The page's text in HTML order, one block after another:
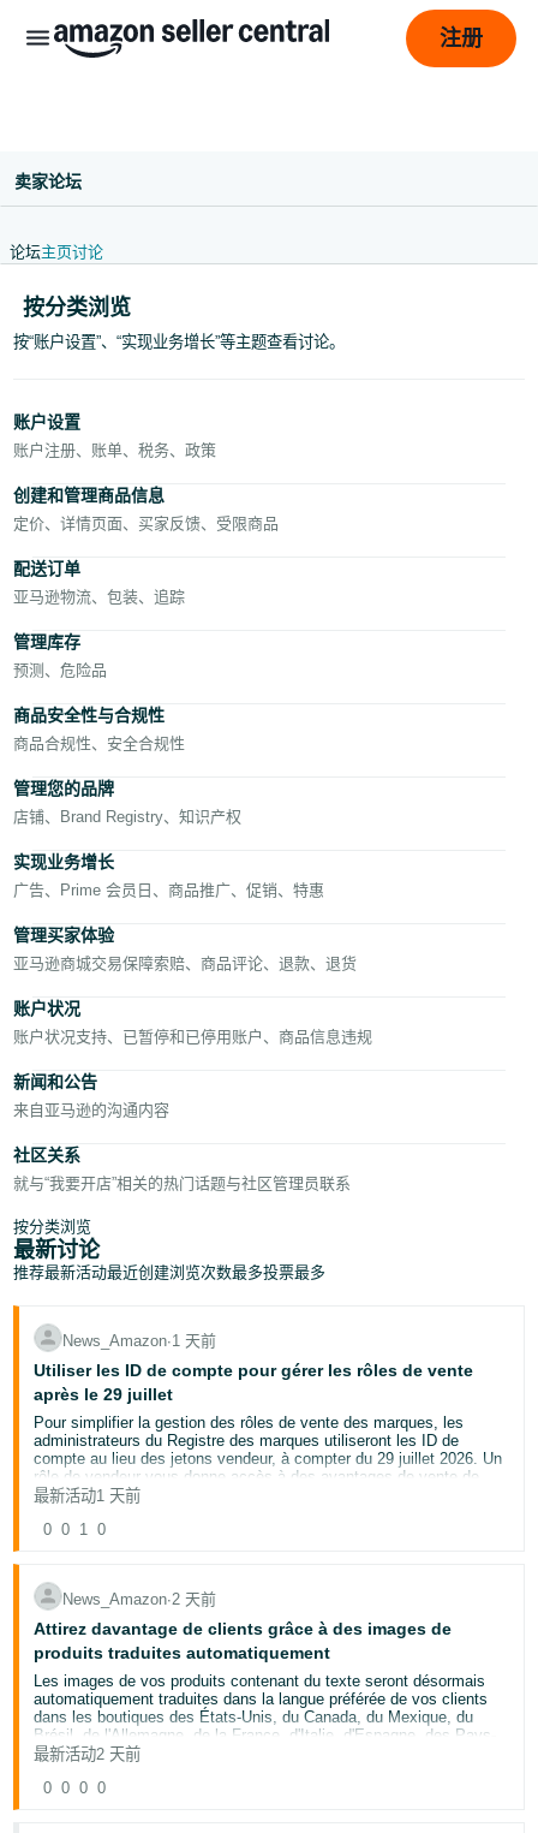
中
文
BE
English
- GB
登
录
‎注
册
‎注册
卖家论坛
论坛主页讨论
按分类浏览
按“账户设置”、“实现业务增长”等主题查看讨论。
账户设置
账户注册、账单、税务、政策
创建和管理商品信息
定价、详情页面、买家反馈、受限商品
配送订单
亚马逊物流、包装、追踪
管理库存
预测、危险品
商品安全性与合规性
商品合规性、安全合规性
管理您的品牌
店铺、Brand Registry、知识产权
实现业务增长
广告、Prime 会员日、商品推广、促销、特惠
管理买家体验
亚马逊商城交易保障索赔、商品评论、退款、退货
账户状况
账户状况支持、已暂停和已停用账户、商品信息违规
新闻和公告
来自亚马逊的沟通内容
社区关系
就与“我要开店”相关的热门话题与社区管理员联系
按分类浏览
最新讨论
推荐最新活动最近创建浏览次数最多投票最多
News_Amazon∙1 天前
Utiliser les ID de compte pour gérer les rôles de vente
après le 29 juillet
Pour simplifier la gestion des rôles de vente des marques, les
administrateurs du Registre des marques utiliseront les ID de
compte au lieu des jetons vendeur, à compter du 29 juillet 2026. Un
rôle de vendeur vous donne accès à des avantages de vente de
marque qui peuvent améliorer vos offres et augmenter vos ventes,
Ce que vous devez savoir :
d'un rôle de vente attribué ou si vous souhaitez un rôle de
Les administrateurs du Registre des marques utilisent l'ID de
compte pour attribuer ou modifier des rôles de vente.
monde entier afin que les administrateurs de marque n'aient
pas à gérer plusieurs jetons vendeur.
Propriétaires du compte : Pour trouver votre ID de compte :
Cliquez sur l'icône d'engrenage en haut de la page.
最新活动1 天前
0 0 1 0
News_Amazon∙2 天前
Attirez davantage de clients grâce à des images de
produits traduites automatiquement
Les images de vos produits contenant du texte seront désormais
automatiquement traduites dans la langue préférée de vos clients
dans les boutiques des États-Unis, du Canada, du Mexique, du
Brésil, de l'Allemagne, de la France, d'Italie, d'Espagne, des Pays-
Bas, de la Belgique, de la Pologne, de l'Irlande, de la Suède et du
Les images traduites sont visibles sur la page détaillée du produit et
最新活动2 天前
0 0 0 0